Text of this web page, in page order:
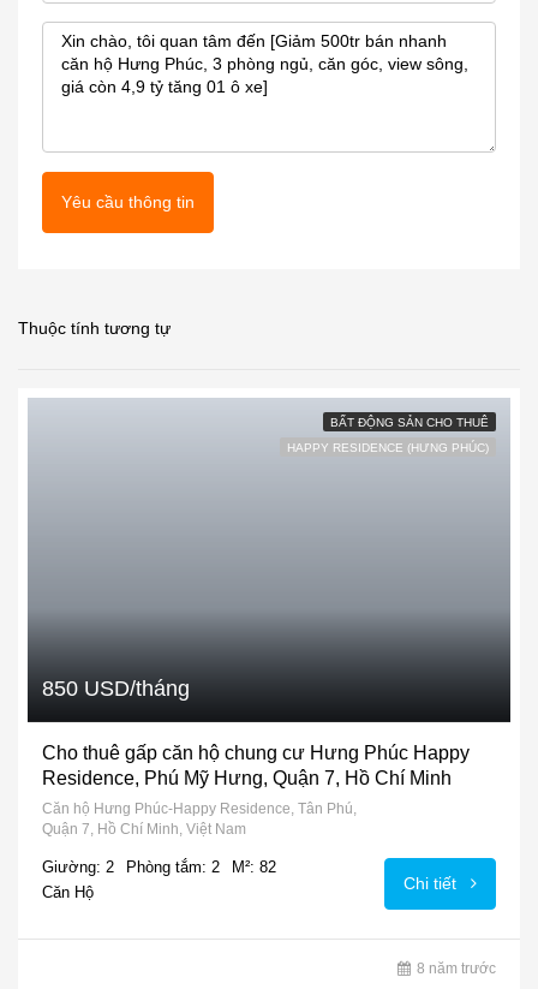
Yêu cầu thông tin
Thuộc tính tương tự
BẤT ĐỘNG SẢN CHO THUÊ
HAPPY RESIDENCE (HƯNG PHÚC)
850 USD/tháng
Cho thuê gấp căn hộ chung cư Hưng Phúc Happy
Residence, Phú Mỹ Hưng, Quận 7, Hồ Chí Minh
Căn hộ Hưng Phúc-Happy Residence, Tân Phú,
Quận 7, Hồ Chí Minh, Việt Nam
Giường: 2 Phòng tắm: 2
M²: 82
Căn Hộ
Chi tiết
8 năm trước